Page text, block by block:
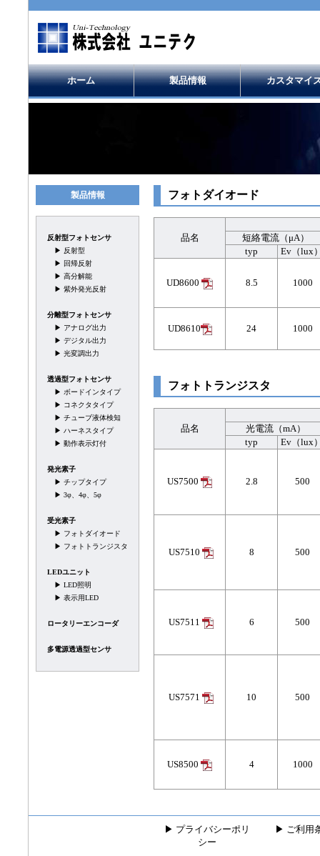
ホーム 製品情報 カスタマイ
製品情報
反射型フォトセンサ
▶ 反射型
▶
回帰反射
▶ 高分解能
▶ 紫外発光反射
分離型フォトセンサ
▶ アナログ出力
▶ デジタル出力
▶ 光変調出力
透過型フォトセンサ
▶ ボードインタイプ
▶ コネクタタイプ
▶ チューブ液体検知
▶ ハーネスタイプ
▶ 動作表示灯付
発光素子
▶ チップタイプ
▶ 3φ、4φ、5φ
受光素子
▶ フォトダイオード
▶ フォトトランジスタ
LEDユニット
▶ LED照明
▶ 表示用LED
ロータリーエンコーダ
多電源透過型センサ
フォトダイオード
品名
短絡電流（μA）
typ
Ev（lux
UD8600 8.5 1000
UD8610 24 1000
フォトトランジスタ
品名
光電流（mA）
typ
Ev（lux
US7500 2.8 500
US7510 8 500
US7511 6 500
US7571 10 500
US8500 4 1000
▶ プライバシーポリ
シー
▶ ご利用